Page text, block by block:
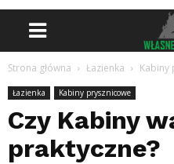
Strona główna Łazienka Kabiny
Łazienka Kabiny prysznicowe
Czy Kabiny
praktyczne?